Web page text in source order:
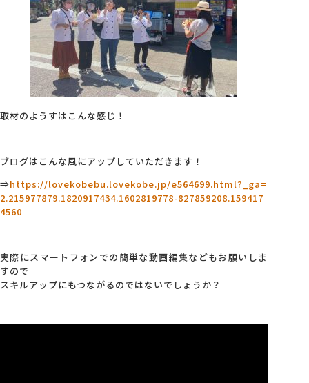
取材のようすはこんな感じ！
ブログはこんな風にアップしていただきます！
⇒https://lovekobebu.lovekobe.jp/e564699.html?_ga=
2.215977879.1820917434.1602819778-827859208.159417
4560
実際にスマートフォンでの簡単な動画編集などもお願いしま
すので
スキルアップにもつながるのではないでしょうか？